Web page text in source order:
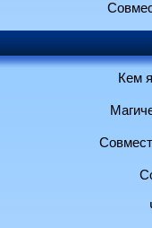
Кем